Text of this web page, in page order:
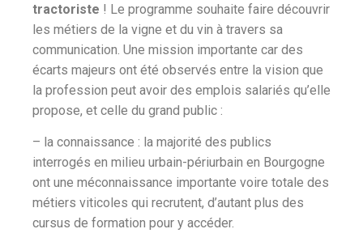
tractoriste ! Le programme souhaite faire découvrir
les métiers de la vigne et du vin à travers sa
communication. Une mission importante car des
écarts majeurs ont été observés entre la vision que
la profession peut avoir des emplois salariés qu’elle
propose, et celle du grand public :
– la connaissance : la majorité des publics
interrogés en milieu urbain-périurbain en Bourgogne
ont une méconnaissance importante voire totale des
métiers viticoles qui recrutent, d’autant plus des
cursus de formation pour y accéder.